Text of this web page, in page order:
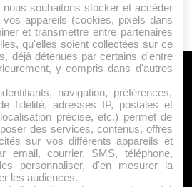
A PROPOS
sommes nous ?
Légales
Publicité
de Cookies
Contact
nous souhaitons stocker et accéder
appareils (cookies, pixels dans
et transmettre entre partenaires
qu'elles soient collectées sur ce
déjà détenues par certains d'entre
y compris dans d'autres
navigation, préférences,
fidélité, adresses IP, postales et
précise, etc.) permet de
des services, contenus, offres
sur vos différents appareils et
email, courrier, SMS, téléphone,
personnaliser, d'en mesurer la
les audiences.